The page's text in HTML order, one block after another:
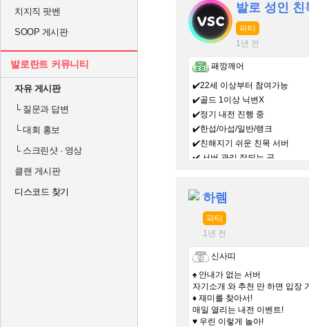
치지직 팟벤
SOOP 게시판
발로란트 커뮤니티
자유 게시판
└질문과 답변
└대회 홍보
└스크린샷 · 영상
클랜 게시판
디스코드 찾기
발로 성인
파티
1년 전
패깡깨어
✔️22세 이상부터 참여가능
✔️골드 1이상 닉변X
✔️정기 내전 진행 중
✔️한섭/아섭/일반/랭크
✔️친해지기 쉬운 친목 서버
✔️ 서버 관리 잘되는 곳
하렘
파티
1년 전
신사띠
♠ 안내가 없는 서버
자기소개 와 추천 만 하면 입장
♦ 재미를 찾아서!
매일 열리는 내전 이벤트!
♥ 우린 이렇게 놀아!